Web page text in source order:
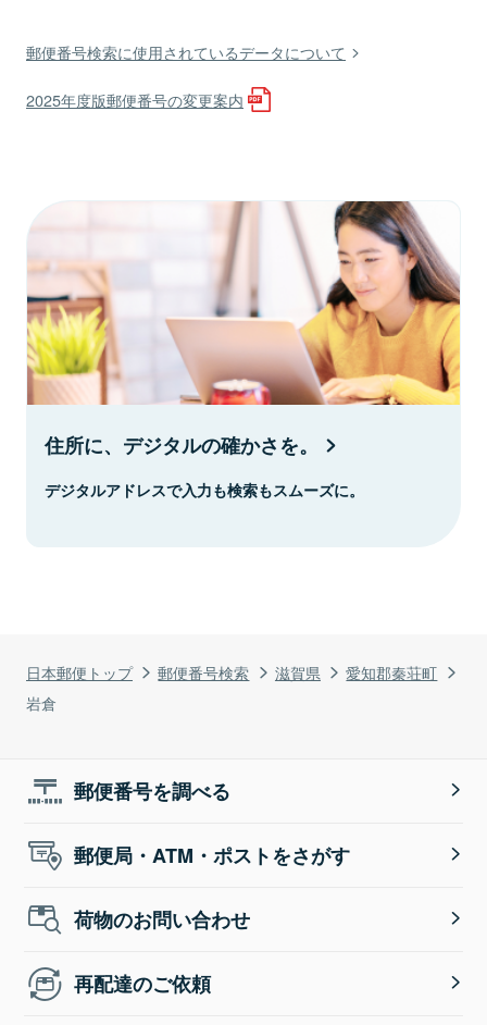
日本郵便トップ 郵便番号検索 滋賀県
愛知郡秦荘町
岩倉
郵便番号検索に使用されているデータについて
2025年度版郵便番号の変更案内
住所に、デジタルの確かさを。
デジタルアドレスで入力も検索もスムーズに。
郵便番号を調べる
郵便局・ATM・ポストをさがす
荷物のお問い合わせ
再配達のご依頼